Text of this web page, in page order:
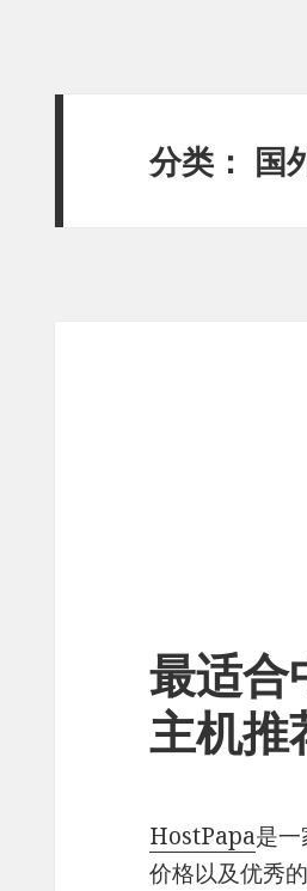
分类： 国
最适
主机推
HostPapa是
价格以及优秀